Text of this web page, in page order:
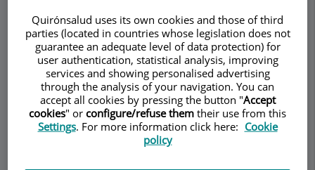
Dr. Javier Nadal
Pereña
GINECOLOGIA I OBSTETRÍCIA
REPRODUCCIÓ ASSISTIDA
Demanar Cita
Quirónsalud uses its own cookies and those of third
parties (located in countries whose legislation does not
guarantee an adequate level of data protection) for
user authentication, statistical analysis, improving
services and showing personalised advertising
through the analysis of your navigation. You can
accept all cookies by pressing the button "Accept
cookies" or configure/refuse them their use from this
Settings. For more information click here: Cookie
policy